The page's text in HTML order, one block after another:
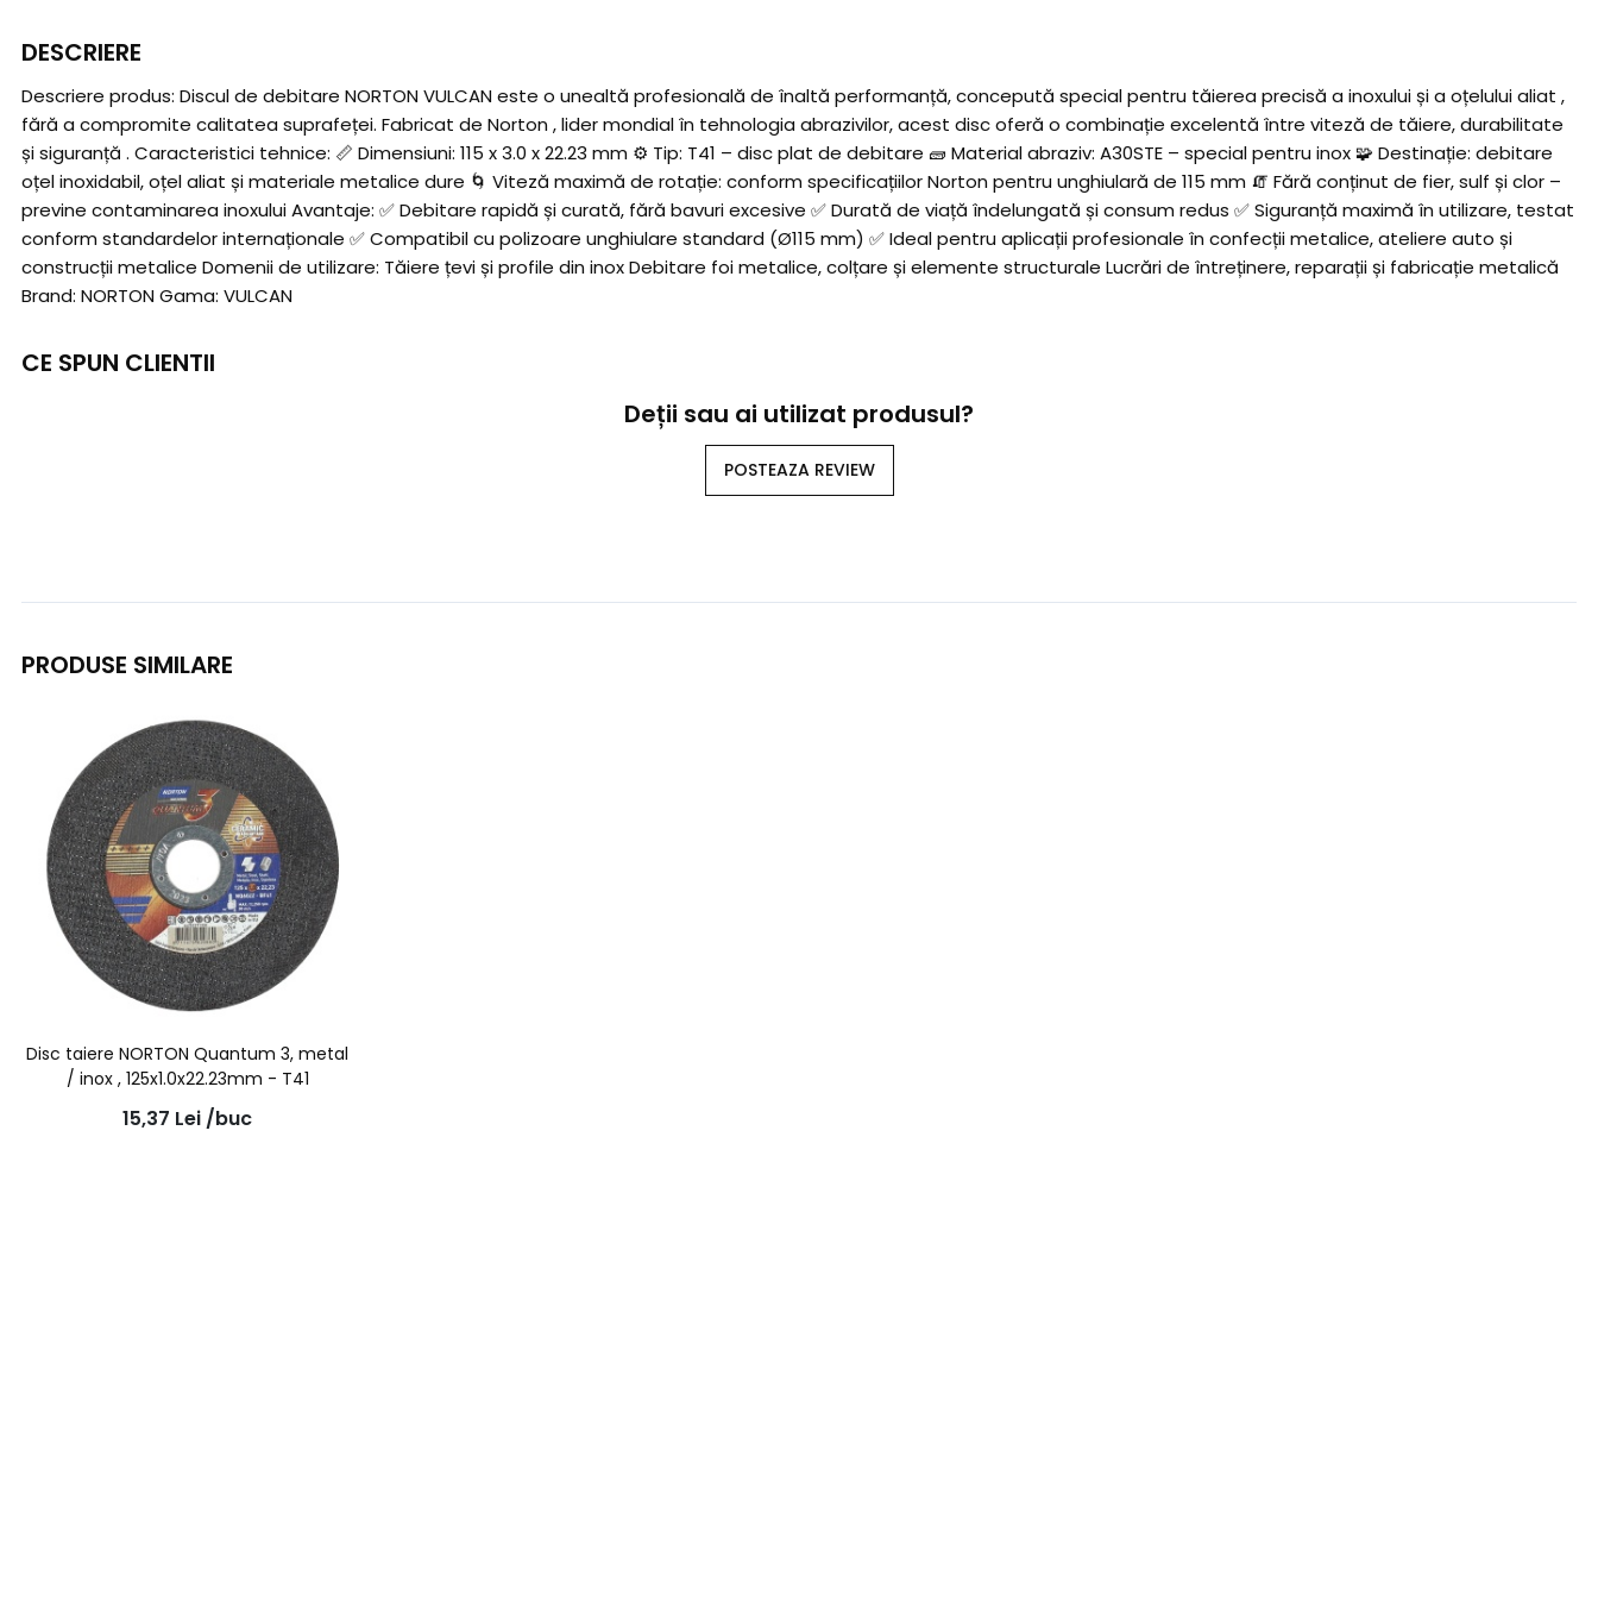
DESCRIERE
Descriere produs: Discul de debitare NORTON VULCAN este o unealtă profesională de înaltă performanță, concepută special pentru tăierea precisă a inoxului și a oțelului aliat ,
fără a compromite calitatea suprafeței. Fabricat de Norton , lider mondial în tehnologia abrazivilor, acest disc oferă o combinație excelentă între viteză de tăiere, durabilitate
și siguranță . Caracteristici tehnice: 📏 Dimensiuni: 115 x 3.0 x 22.23 mm ⚙️ Tip: T41 – disc plat de debitare 🧱 Material abraziv: A30STE – special pentru inox 🧩 Destinație: debitare
oțel inoxidabil, oțel aliat și materiale metalice dure 🌀 Viteză maximă de rotație: conform specificațiilor Norton pentru unghiulară de 115 mm 🧯 Fără conținut de fier, sulf și clor –
previne contaminarea inoxului Avantaje: ✅ Debitare rapidă și curată, fără bavuri excesive ✅ Durată de viață îndelungată și consum redus ✅ Siguranță maximă în utilizare, testat
conform standardelor internaționale ✅ Compatibil cu polizoare unghiulare standard (Ø115 mm) ✅ Ideal pentru aplicații profesionale în confecții metalice, ateliere auto și
construcții metalice Domenii de utilizare: Tăiere țevi și profile din inox Debitare foi metalice, colțare și elemente structurale Lucrări de întreținere, reparații și fabricație metalică
Brand: NORTON Gama: VULCAN
CE SPUN CLIENTII
Deții sau ai utilizat produsul?
POSTEAZA REVIEW
PRODUSE SIMILARE
Disc taiere NORTON Quantum 3, metal
/ inox , 125x1.0x22.23mm - T41
15,37 Lei /buc